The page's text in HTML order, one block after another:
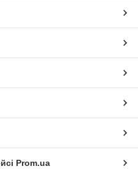
Prom.ua